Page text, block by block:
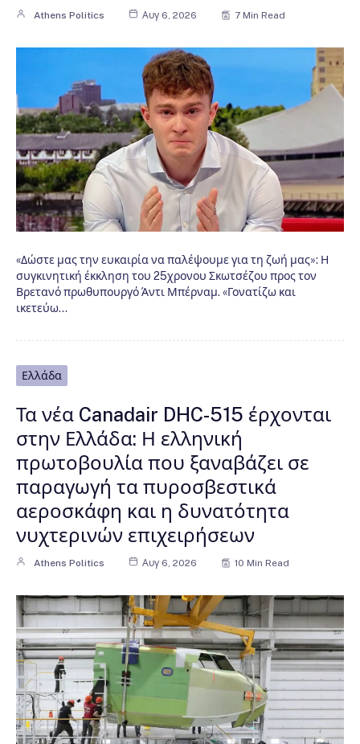
Athens Politics Αυγ 6, 2026 7 Min Read
«Δώστε μας την ευκαιρία να παλέψουμε για τη ζωή μας»: Η
συγκινητική έκκληση του 25χρονου Σκωτσέζου προς τον
Βρετανό πρωθυπουργό Άντι Μπέρναμ. «Γονατίζω και
ικετεύω…
Ελλάδα
Τα νέα Canadair DHC-515 έρχονται
στην Ελλάδα: Η ελληνική
πρωτοβουλία που ξαναβάζει σε
παραγωγή τα πυροσβεστικά
αεροσκάφη και η δυνατότητα
νυχτερινών επιχειρήσεων
Athens Politics Αυγ 6, 2026 10 Min Read